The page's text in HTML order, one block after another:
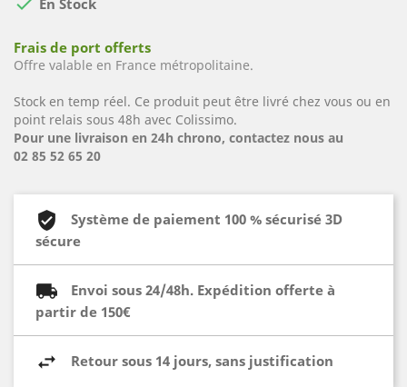
En Stock
Frais de port offerts
Offre valable en France métropolitaine.
Stock en temp réel. Ce produit peut être livré chez vous ou en
point relais sous 48h avec Colissimo.
Pour une livraison en 24h chrono, contactez nous au
02 85 52 65 20
Système de paiement 100 % sécurisé 3D
sécure
Envoi sous 24/48h. Expédition offerte à
partir de 150€
Retour sous 14 jours, sans justification